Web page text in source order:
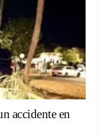
accidente en